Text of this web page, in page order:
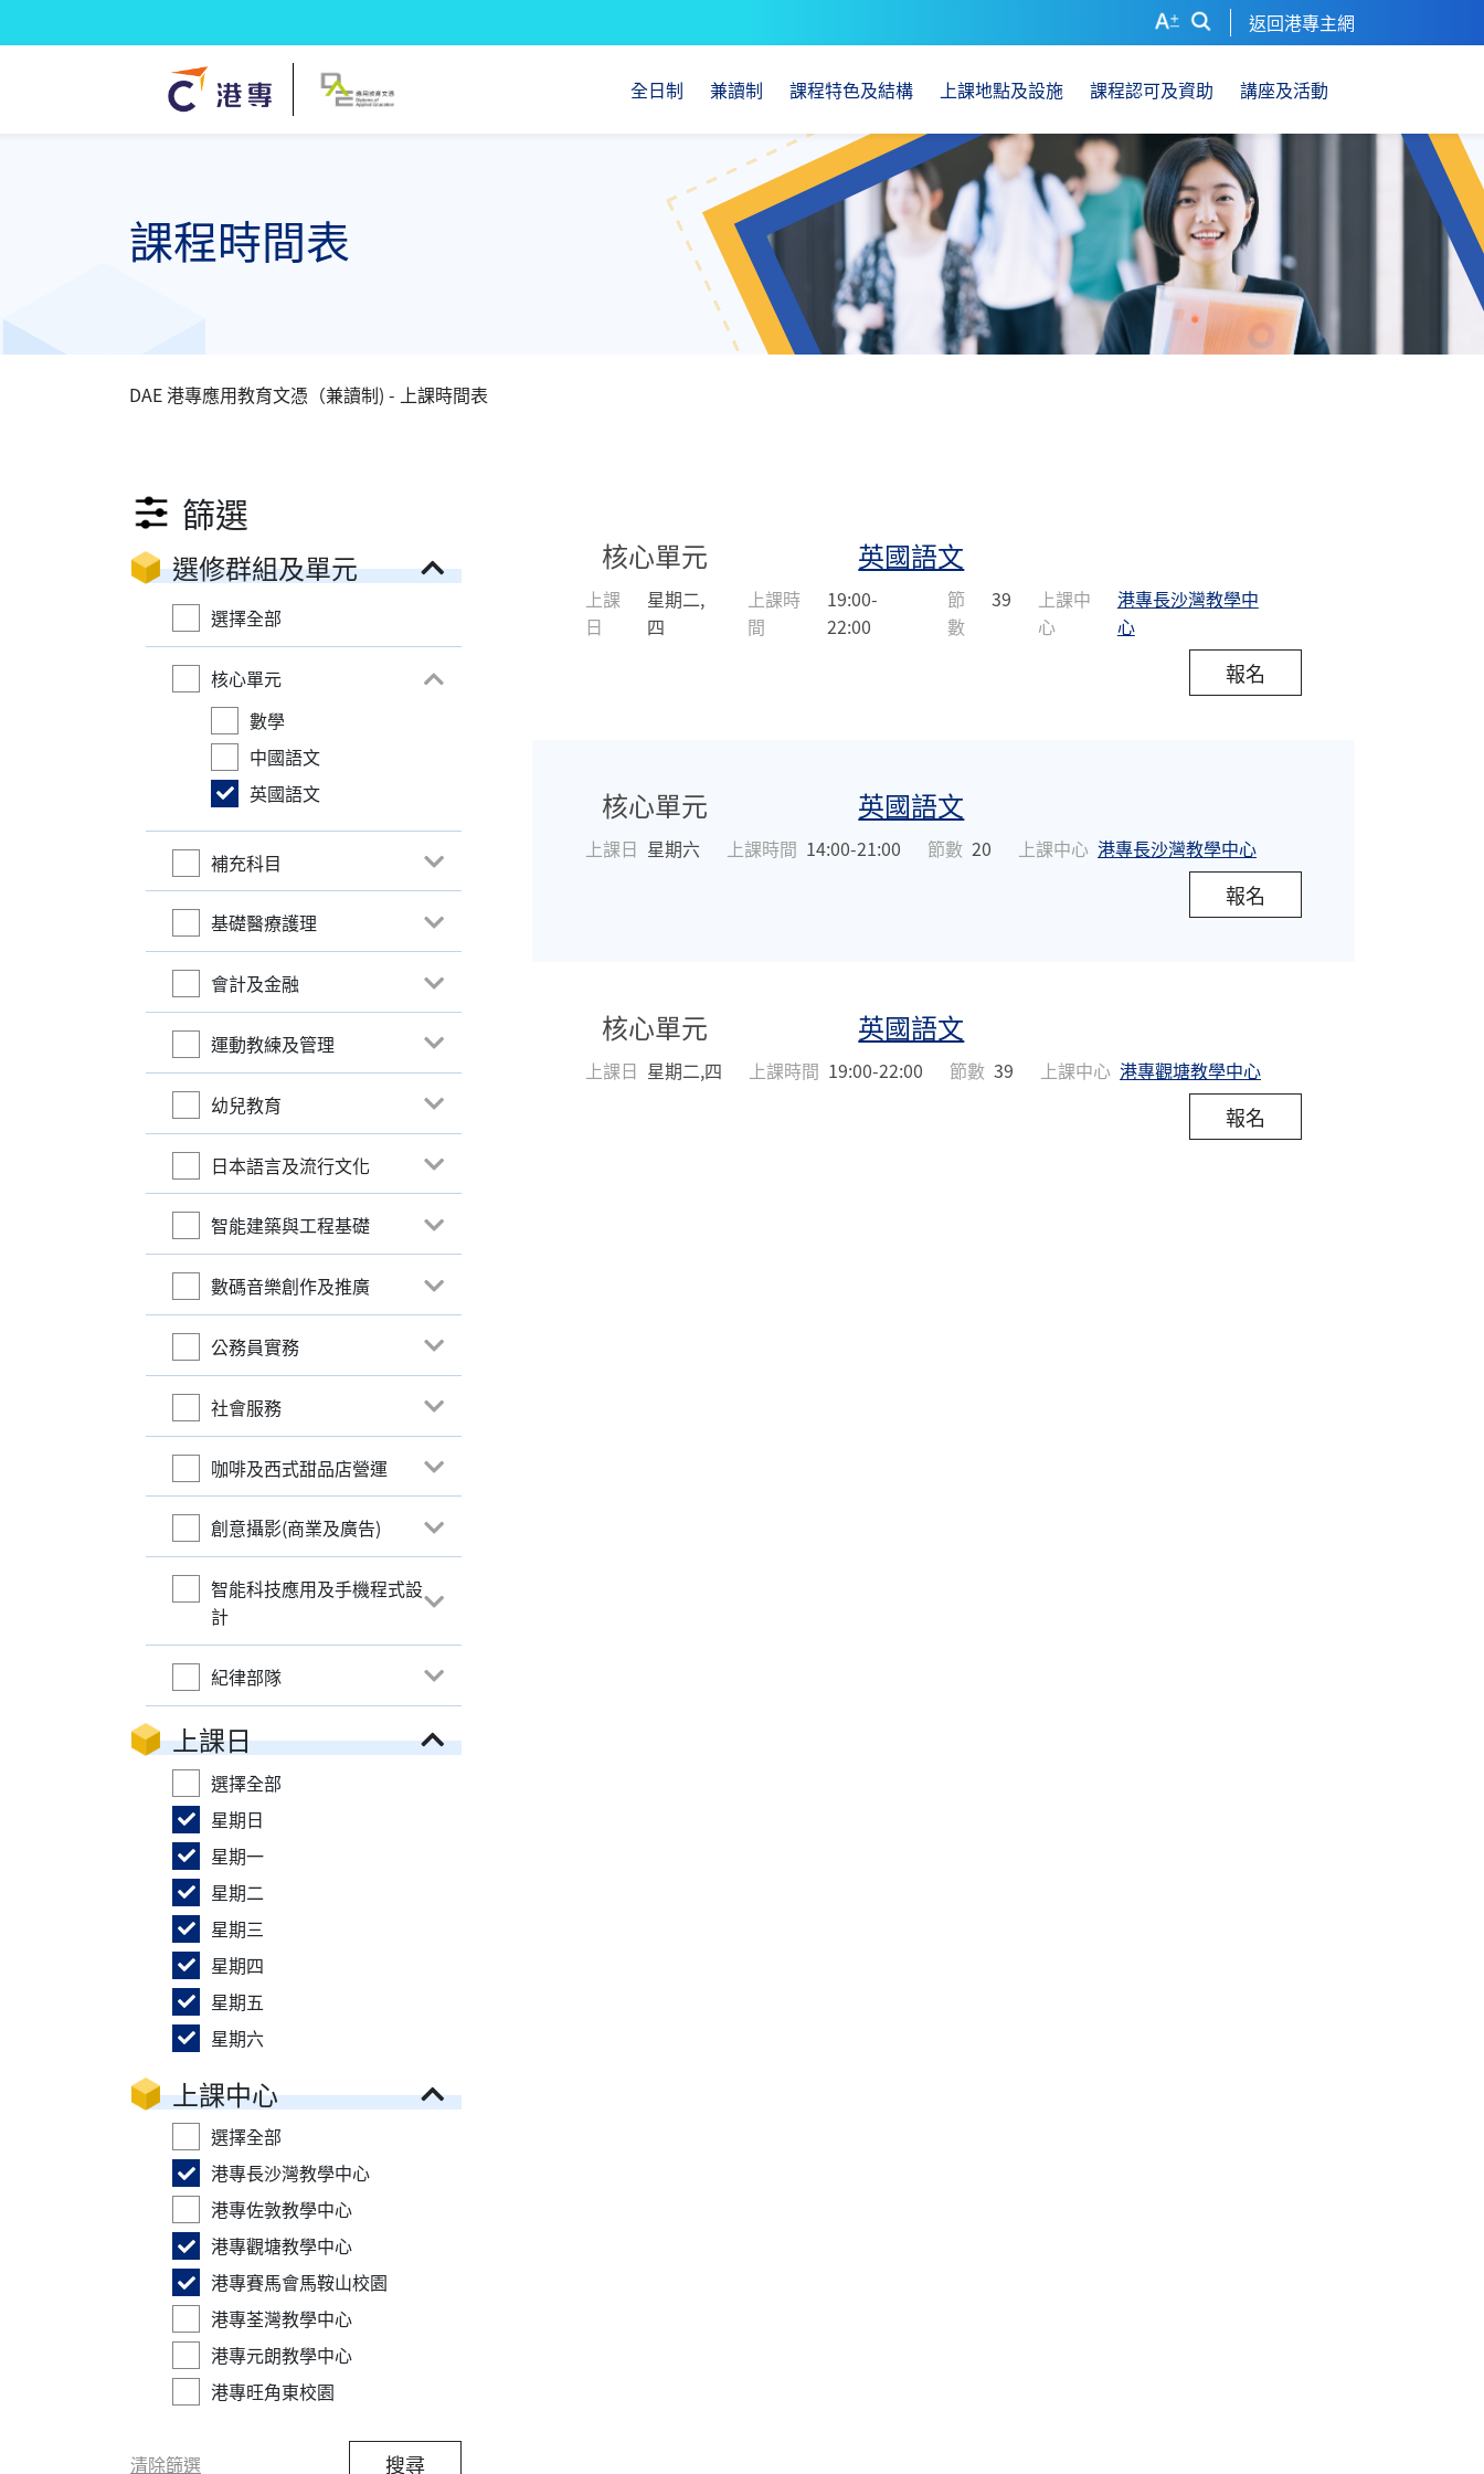
返回港專主網
全日制 兼讀制 課程特色及結構 上課地點及設施 課程認可及資助 講座及活動
課程時間表
DAE 港專應用教育文憑（兼讀制) - 上課時間表
篩選
選修群組及單元
選擇全部
核心單元
數學
中國語文
英國語文
補充科目
基礎醫療護理
會計及金融
運動教練及管理
幼兒教育
日本語言及流行文化
智能建築與工程基礎
數碼音樂創作及推廣
公務員實務
社會服務
咖啡及西式甜品店營運
創意攝影(商業及廣告)
智能科技應用及手機程式設
計
紀律部隊
上課日
選擇全部
星期日
星期一
星期二
星期三
星期四
星期五
星期六
上課中心
選擇全部
港專長沙灣教學中心
港專佐敦教學中心
港專觀塘教學中心
港專賽馬會馬鞍山校園
港專荃灣教學中心
港專元朗教學中心
港專旺角東校園
清除篩選 搜尋
核心單元 英國語文
上課
日
星期二,
四
上課時
間
19:00-
22:00
節
數
39
上課中
心
港專長沙灣教學中
心
報名
核心單元 英國語文
上課日 星期六 上課時間 14:00-21:00 節數 20 上課中心 港專長沙灣教學中心
報名
核心單元 英國語文
上課日 星期二,四 上課時間 19:00-22:00 節數 39 上課中心 港專觀塘教學中心
報名